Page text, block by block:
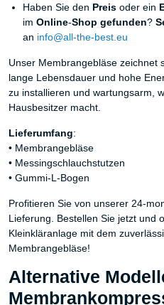
Haben Sie den Preis oder ein
im Online-Shop gefunden?
an info@all-the-best.eu
Unser Membrangebläse zeichnet
lange Lebensdauer und hohe
zu installieren und wartungsarm,
Hausbesitzer macht.
Lieferumfang:
• Membrangebläse
• Messingschlauchstutzen
• Gummi-L-Bogen
Profitieren Sie von unserer 24-
Lieferung. Bestellen Sie jetzt und
Kleinkläranlage mit dem
Membrangebläse!
Alternative